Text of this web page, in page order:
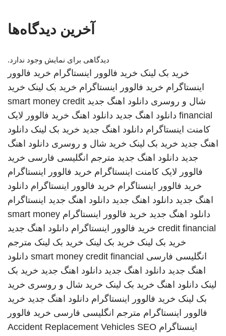
آخرین دیدگاه‌ها
دیدگاهی برای نمایش وجود ندارد.
خرید بک لینک خرید فالوور اینستاگرام خرید فالوور
اینستاگرام خرید فالوور اینستاگرام خرید بک لینک خرید
شال و روسری دانلود اهنگ جدید smart money credit
financial دانلود اهنگ جدید دانلود اهنگ خرید فالوور لایک
کامنت اینستاگرام دانلود اهنگ جدید خرید بک لینک دانلود
اهنگ جدید خرید بک لینک خرید شال و روسری دانلود اهنگ
جدید دانلود اهنگ جدید مترجم انگلیسی فارسی خرید
فالوور لایک کامنت اینستاگرام خرید فالوور اینستاگرام
خرید فالوور اینستاگرام خرید فالوور اینستاگرام دانلود
اهنگ جدید دانلود اهنگ جدید دانلود اهنگ جدید اینستاگرام
دانلود اهنگ جدید خرید فالوور اینستاگرام smart money
credit financial خرید فالوور اینستاگرام دانلود اهنگ جدید
خرید بک لینک خرید بک لینک خرید بک لینک مترجم
انگلیسی فارسی smart money credit financial دانلود
اهنگ جدید دانلود اهنگ جدید دانلود اهنگ جدید خرید بک
لینک دانلود اهنگ خرید بک لینک خرید شال و روسری خرید
بک لینک خرید فالوور اینستاگرام دانلود اهنگ جدید خرید
فالوور اینستاگرام مترجم انگلیسی فارسی خرید فالوور
اینستاگرام
Accident Replacement Vehicles SEO